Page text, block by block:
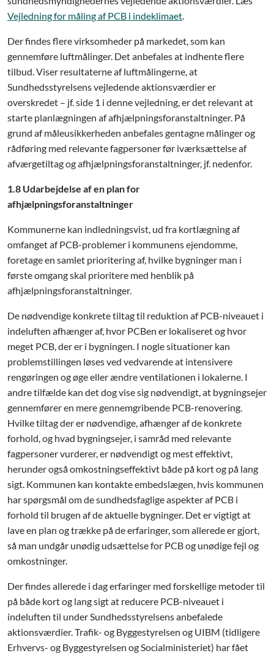
Vejledning for måling af PCB i indeklimaet.
Der findes flere virksomheder på markedet, som kan
gennemføre luftmålinger. Det anbefales at indhente flere
tilbud. Viser resultaterne af luftmålingerne, at
Sundhedsstyrelsens vejledende aktionsværdier er
overskredet – jf. side 1 i denne vejledning, er det relevant at
starte planlægningen af afhjælpningsforanstaltninger. På
grund af måleusikkerheden anbefales gentagne målinger og
rådføring med relevante fagpersoner før iværksættelse af
afværgetiltag og afhjælpningsforanstaltninger, jf. nedenfor.
1.8 Udarbejdelse af en plan for
afhjælpningsforanstaltninger
Kommunerne kan indledningsvist, ud fra kortlægning af
omfanget af PCB-problemer i kommunens ejendomme,
foretage en samlet prioritering af, hvilke bygninger man i
første omgang skal prioritere med henblik på
afhjælpningsforanstaltninger.
De nødvendige konkrete tiltag til reduktion af PCB-niveauet i
indeluften afhænger af, hvor PCBen er lokaliseret og hvor
meget PCB, der er i bygningen. I nogle situationer kan
problemstillingen løses ved vedvarende at intensivere
rengøringen og øge eller ændre ventilationen i lokalerne. I
andre tilfælde kan det dog vise sig nødvendigt, at bygningsejer
gennemfører en mere gennemgribende PCB-renovering.
Hvilke tiltag der er nødvendige, afhænger af de konkrete
forhold, og hvad bygningsejer, i samråd med relevante
fagpersoner vurderer, er nødvendigt og mest effektivt,
herunder også omkostningseffektivt både på kort og på lang
sigt. Kommunen kan kontakte embedslægen, hvis kommunen
har spørgsmål om de sundhedsfaglige aspekter af PCB i
forhold til brugen af de aktuelle bygninger. Det er vigtigt at
lave en plan og trække på de erfaringer, som allerede er gjort,
så man undgår unødig udsættelse for PCB og unødige fejl og
omkostninger.
Der findes allerede i dag erfaringer med forskellige metoder til
på både kort og lang sigt at reducere PCB-niveauet i
indeluften til under Sundhedsstyrelsens anbefalede
aktionsværdier. Trafik- og Byggestyrelsen og UIBM (tidligere
Erhvervs- og Byggestyrelsen og Socialministeriet) har fået